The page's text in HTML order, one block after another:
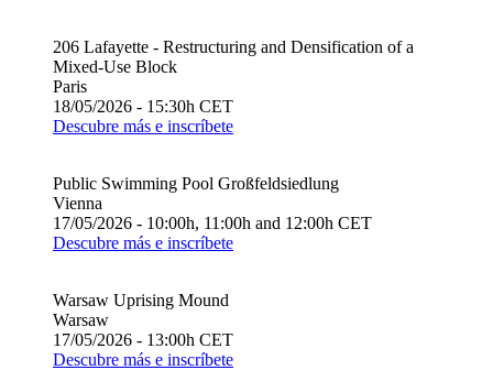
206 Lafayette - Restructuring and Densification of a
Mixed-Use Block
Paris
18/05/2026 - 15:30h CET
Descubre más e inscríbete
Public Swimming Pool Großfeldsiedlung
Vienna
17/05/2026 - 10:00h, 11:00h and 12:00h CET
Descubre más e inscríbete
Warsaw Uprising Mound
Warsaw
17/05/2026 - 13:00h CET
Descubre más e inscríbete